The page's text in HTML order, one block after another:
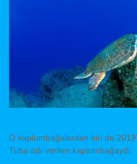
O kaplumbağalardan biri de
Tuba adı verilen kaplumbağaydı.